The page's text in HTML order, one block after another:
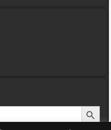
Search Button